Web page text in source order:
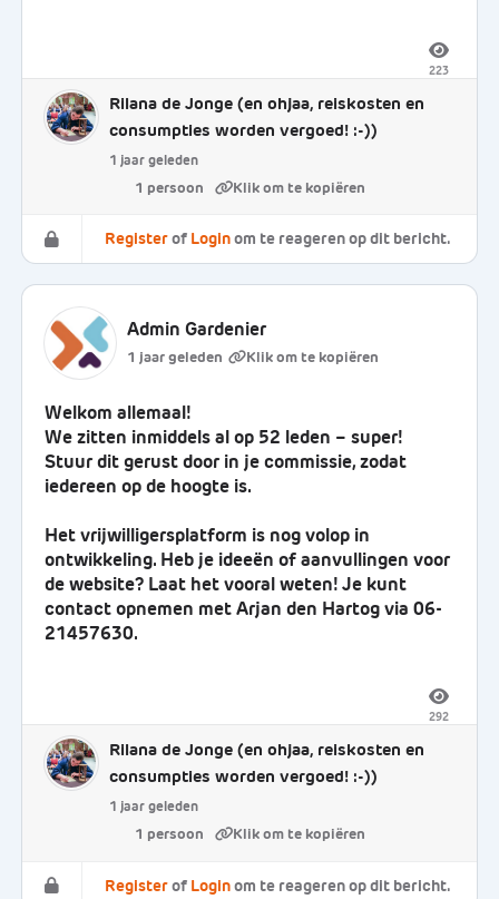
223
Rilana de Jonge (en ohjaa, reiskosten en
consumpties worden vergoed! :-))
1 jaar geleden
1 persoon
Registerof Loginom te reageren op dit bericht.
Admin Gardenier
1 jaar geleden
Welkom allemaal!
We zitten inmiddels al op 52 leden – super!
Stuur dit gerust door in je commissie, zodat
iedereen op de hoogte is.
Het vrijwilligersplatform is nog volop in
ontwikkeling. Heb je ideeën of aanvullingen voor
de website? Laat het vooral weten! Je kunt
contact opnemen met Arjan den Hartog via 06-
21457630.
292
Rilana de Jonge (en ohjaa, reiskosten en
consumpties worden vergoed! :-))
1 jaar geleden
1 persoon
Registerof Loginom te reageren op dit bericht.